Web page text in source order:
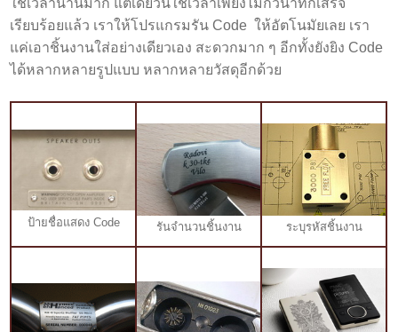
เรียบร้อยแล้ว เราให้โปรแกรมรัน Code ให้อัตโนมัยเลย เรา
แค่เอาชิ้นงานใส่อย่างเดียวเอง สะดวกมาก ๆ อีกทั้งยังยิง Code
ได้หลากหลายรูปแบบ หลากหลายวัสดุอีกด้วย
ป้ายชื่อแสดง Code รันจำนวนชิ้นงาน ระบุรหัสชิ้นงาน